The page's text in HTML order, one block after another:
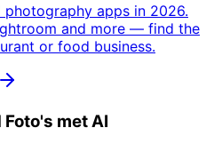
apps in 2026.
and more — find the
or food business.
met AI